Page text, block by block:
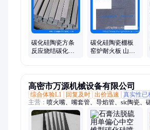
管、加长横梁、高温坩埚、耐急冷急、方梁
能框架、喷嘴喷砂
碳化硅陶瓷方条
反应烧结碳化硅
碳化硅陶瓷棚板
窑炉耐火板 山东
高密市万源机械设备有限公司
综合体验L1
回复及时 出价迅速 真实性已
主营： 喷火嘴、嘴套管、导焰管、sic陶瓷、
瓷辐射、空心锥、燃烧器、实心锥、换热器
内螺纹、smp喷嘴、2205喷嘴、dn50单向、